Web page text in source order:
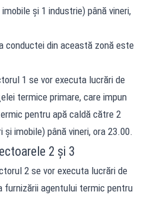
şi 1 industrie) până vineri,
conductei din această zonă este
1 se vor executa lucrări de
termice primare, care impun
pentru apă caldă către 2
imobile) până vineri, ora 23.00.
2 și 3
2 se vor executa lucrări de
furnizării agentului termic pentru